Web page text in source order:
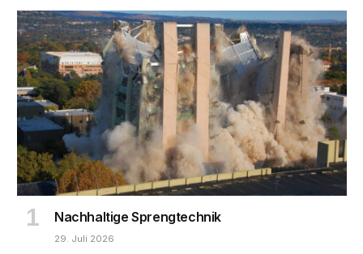
Nachhaltige Sprengtechnik
29. Juli 2026